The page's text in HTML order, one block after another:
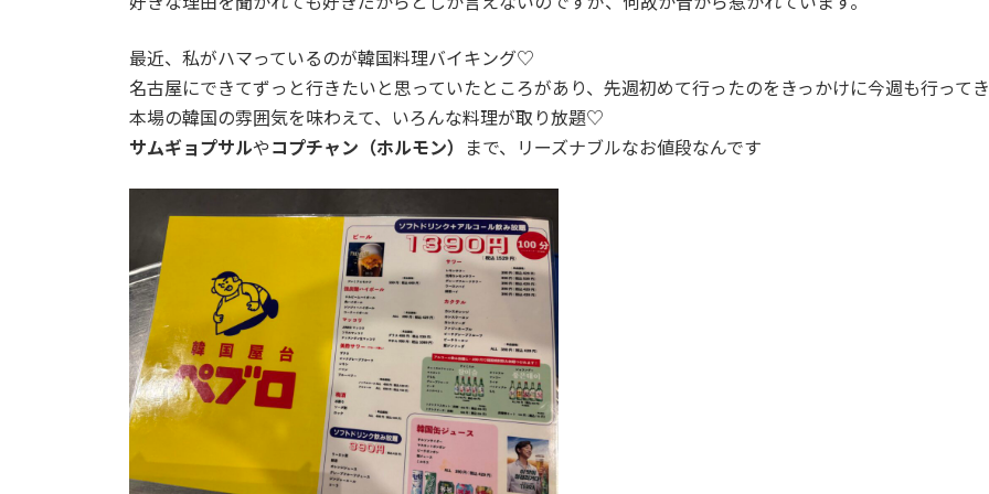
最近、私がハマっているのが韓国料理バイキング♡
名古屋にできてずっと行きたいと思っていたところがあり、先週初めて行ったのをきっかけに今週も行ってき
本場の韓国の雰囲気を味わえて、いろんな料理が取り放題♡
サムギョプサルや コプチャン（ホルモン） まで、リーズナブルなお値段なんです